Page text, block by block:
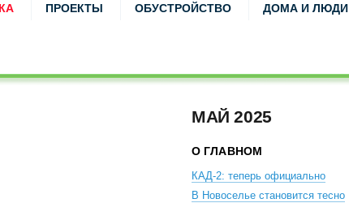
ПРОЕКТЫ ОБУСТРОЙСТВО ДОМА И ЛЮДИ
МАЙ 2025
О ГЛАВНОМ
КАД-2: теперь официально
В Новоселье становится тесно